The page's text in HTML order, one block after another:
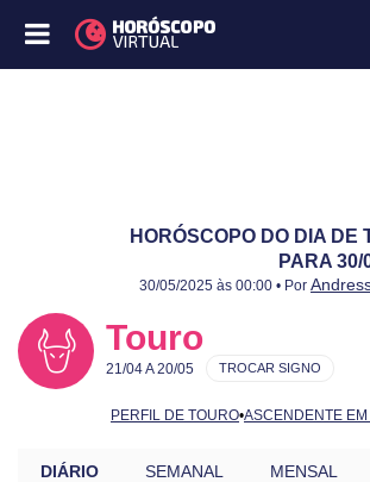
HORÓSCOPO DO DIA DE
PARA 30/
Publicado:
30/05/2025
Atualizado:
30/05/2025
30/05/2025 às 00:00 • Por
Touro
21/04 A 20/05
PERFIL DE TOURO•ASCENDENTE
TROCAR SIGNO
DIÁRIO SEMANAL MENSAL